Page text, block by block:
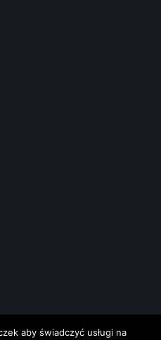
aby świadczyć usługi na